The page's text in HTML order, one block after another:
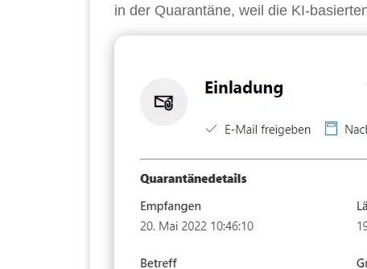
in der Quarantäne, weil die KI-